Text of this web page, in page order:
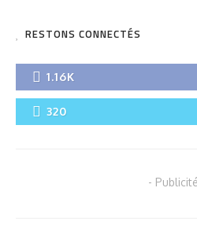
RESTONS CONNECTÉS
1.16K
320
-